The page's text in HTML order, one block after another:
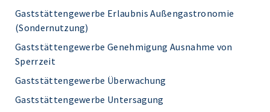
Gaststättengewerbe Erlaubnis Außengastronomie
(Sondernutzung)
Gaststättengewerbe Genehmigung Ausnahme von
Sperrzeit
Gaststättengewerbe Überwachung
Gaststättengewerbe Untersagung